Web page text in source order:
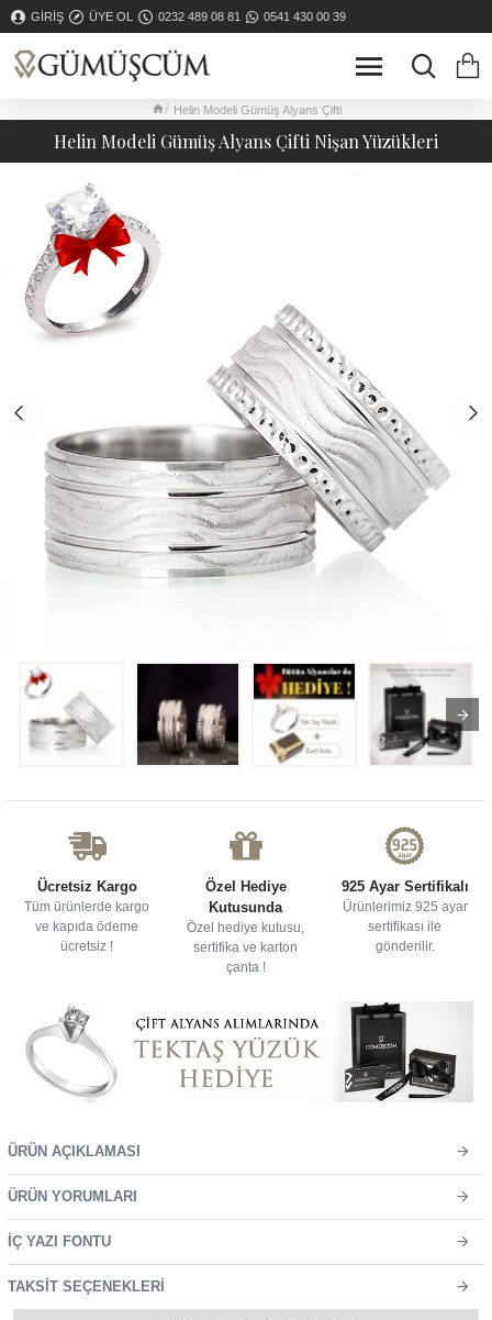
GIRIŞ ÜYE OL 0232 489 08 81 0541 430 00 39
Helin Modeli Gümüş Alyans Çifti
Helin Modeli Gümüş Alyans Çifti Nişan Yüzükleri
Ücretsiz Kargo
Tüm ürünlerde kargo
ve kapıda ödeme
ücretsiz !
Özel Hediye
Kutusunda
Özel hediye kutusu,
sertifika ve karton
çanta !
925 Ayar Sertifikalı
Ürünlerimiz 925 ayar
sertifikası ile
gönderilir.
ÜRÜN AÇIKLAMASI
ÜRÜN YORUMLARI
İÇ YAZI FONTU
TAKSIT SEÇENEKLERI